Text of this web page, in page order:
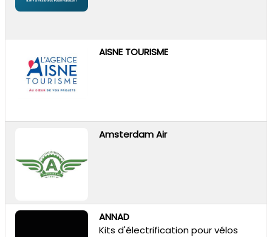
AISNE TOURISME
Amsterdam Air
ANNAD
Kits d'électrification pour vélos